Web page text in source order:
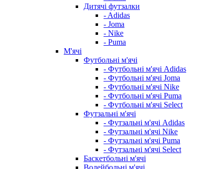
Дитячі футзалки
- Adidas
- Joma
- Nike
- Puma
М'ячі
Футбольні м'ячі
- Футбольні м'ячі Adidas
- Футбольні м'ячі Joma
- Футбольні м'ячі Nike
- Футбольні м'ячі Puma
- Футбольні м'ячі Select
Футзальні м'ячі
- Футзальні м'ячі Adidas
- Футзальні м'ячі Nike
- Футзальні м'ячі Puma
- Футзальні м'ячі Select
Баскетбольні м'ячі
Волейбольні м'ячі